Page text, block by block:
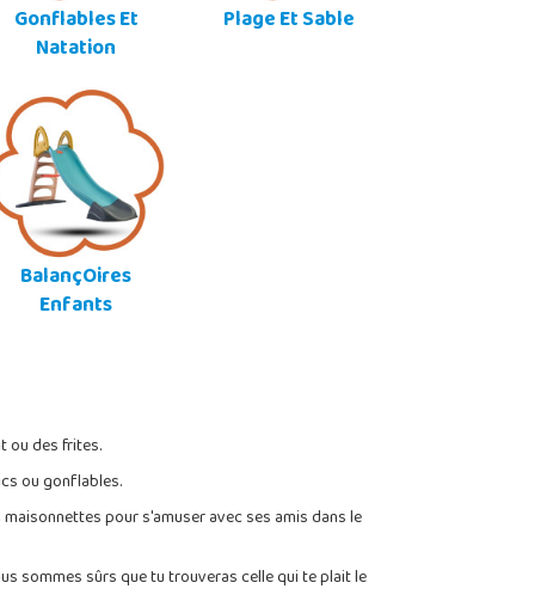
Gonflables Et
Natation
Plage Et Sable
BalançOires
Enfants
ou des frites.
ou gonflables.
pour s'amuser avec ses amis dans le
sommes sûrs que tu trouveras celle qui te plait le